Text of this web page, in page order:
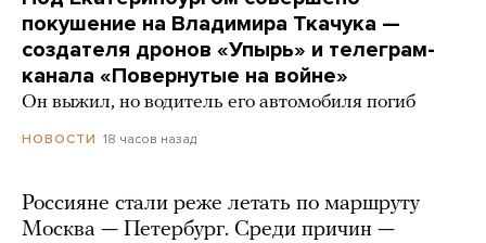
покушение на Владимира Ткачука —
создателя дронов «Упырь» и телеграм-
канала «Повернутые на войне»
Он выжил, но водитель его автомобиля погиб
НОВОСТИ 18 часов назад
Россияне стали реже летать по маршруту
Москва — Петербург. Среди причин —